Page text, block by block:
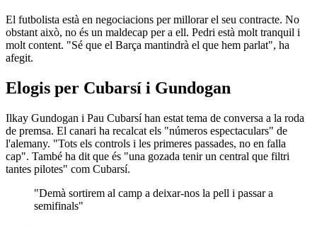
El futbolista està en negociacions per millorar el seu contracte. No
obstant això, no és un maldecap per a ell. Pedri està molt tranquil i
molt content. "Sé que el Barça mantindrà el que hem parlat", ha
afegit.
Elogis per Cubarsí i Gundogan
Ilkay Gundogan i Pau Cubarsí han estat tema de conversa a la roda
de premsa. El canari ha recalcat els "números espectaculars" de
l'alemany. "Tots els controls i les primeres passades, no en falla
cap". També ha dit que és "una gozada tenir un central que filtri
tantes pilotes" com Cubarsí.
"Demà sortirem al camp a deixar-nos la pell i passar a
semifinals"